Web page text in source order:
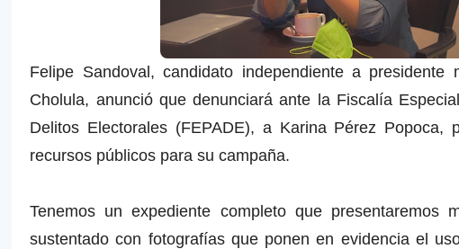
Felipe Sandoval, candidato independiente a presidente
Cholula, anunció que denunciará ante la Fiscalía
Delitos Electorales (FEPADE), a Karina Pérez
recursos públicos para su campaña.
Tenemos un expediente completo que presentaremos
sustentado con fotografías que ponen en evidencia el